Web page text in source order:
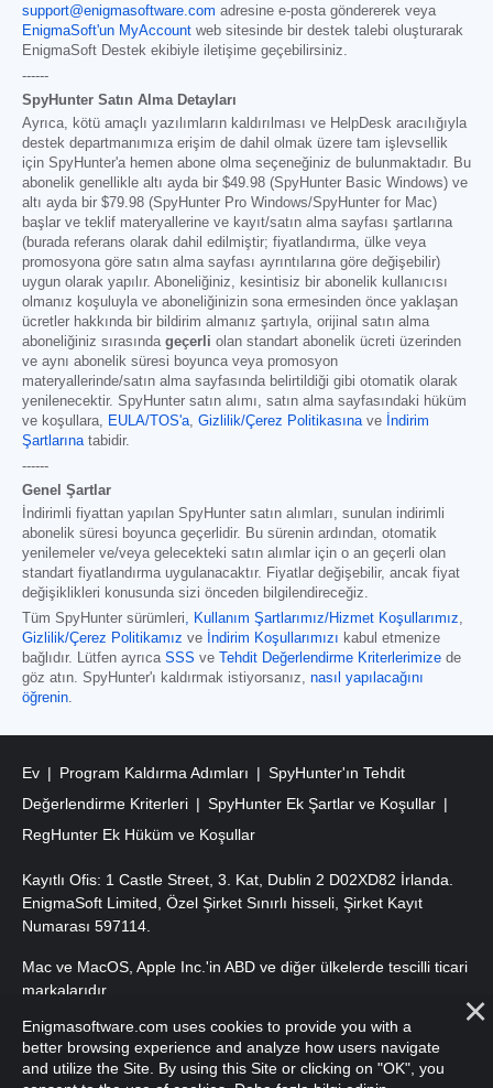
support@enigmasoftware.com adresine e-posta göndererek veya
EnigmaSoft'un MyAccount web sitesinde bir destek talebi oluşturarak
EnigmaSoft Destek ekibiyle iletişime geçebilirsiniz.
------
SpyHunter Satın Alma Detayları
Ayrıca, kötü amaçlı yazılımların kaldırılması ve HelpDesk aracılığıyla
destek departmanımıza erişim de dahil olmak üzere tam işlevsellik
için SpyHunter'a hemen abone olma seçeneğiniz de bulunmaktadır. Bu
abonelik genellikle altı ayda bir $49.98 (SpyHunter Basic Windows) ve
altı ayda bir $79.98 (SpyHunter Pro Windows/SpyHunter for Mac)
başlar ve teklif materyallerine ve kayıt/satın alma sayfası şartlarına
(burada referans olarak dahil edilmiştir; fiyatlandırma, ülke veya
promosyona göre satın alma sayfası ayrıntılarına göre değişebilir)
uygun olarak yapılır. Aboneliğiniz, kesintisiz bir abonelik kullanıcısı
olmanız koşuluyla ve aboneliğinizin sona ermesinden önce yaklaşan
ücretler hakkında bir bildirim almanız şartıyla, orijinal satın alma
aboneliğiniz sırasında geçerli olan standart abonelik ücreti üzerinden
ve aynı abonelik süresi boyunca veya promosyon
materyallerinde/satın alma sayfasında belirtildiği gibi otomatik olarak
yenilenecektir. SpyHunter satın alımı, satın alma sayfasındaki hüküm
ve koşullara, EULA/TOS'a, Gizlilik/Çerez Politikasınave İndirim
Şartlarınatabidir.
------
Genel Şartlar
İndirimli fiyattan yapılan SpyHunter satın alımları, sunulan indirimli
abonelik süresi boyunca geçerlidir. Bu sürenin ardından, otomatik
yenilemeler ve/veya gelecekteki satın alımlar için o an geçerli olan
standart fiyatlandırma uygulanacaktır. Fiyatlar değişebilir, ancak fiyat
değişiklikleri konusunda sizi önceden bilgilendireceğiz.
Tüm SpyHunter sürümleri, Kullanım Şartlarımız/Hizmet Koşullarımız,
Gizlilik/Çerez Politikamız ve İndirim Koşullarımızı kabul etmenize
bağlıdır. Lütfen ayrıca SSS ve Tehdit Değerlendirme Kriterlerimize de
göz atın. SpyHunter'ı kaldırmak istiyorsanız, nasıl yapılacağını
öğrenin.
Ev Program Kaldırma Adımları
SpyHunter'ın Tehdit
Değerlendirme Kriterleri
SpyHunter Ek Şartlar ve Koşullar
RegHunter Ek Hüküm ve Koşullar
Kayıtlı Ofis: 1 Castle Street, 3. Kat, Dublin 2 D02XD82 İrlanda.
EnigmaSoft Limited, Özel Şirket Sınırlı hisseli, Şirket Kayıt
Numarası 597114.
Mac ve MacOS, Apple Inc.'in ABD ve diğer ülkelerde tescilli ticari
markalarıdır.
Telif Hakkı 2016-2026 . EnigmaSoft Ltd. Tüm Hakları Saklıdır.
Enigmasoftware.com uses cookies to provide you with a
better browsing experience and analyze how users navigate
and utilize the Site. By using this Site or clicking on "OK", you